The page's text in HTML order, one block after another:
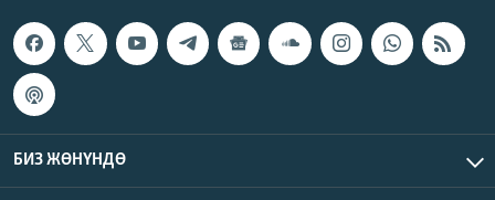
БИЗ ЖӨНҮНДӨ